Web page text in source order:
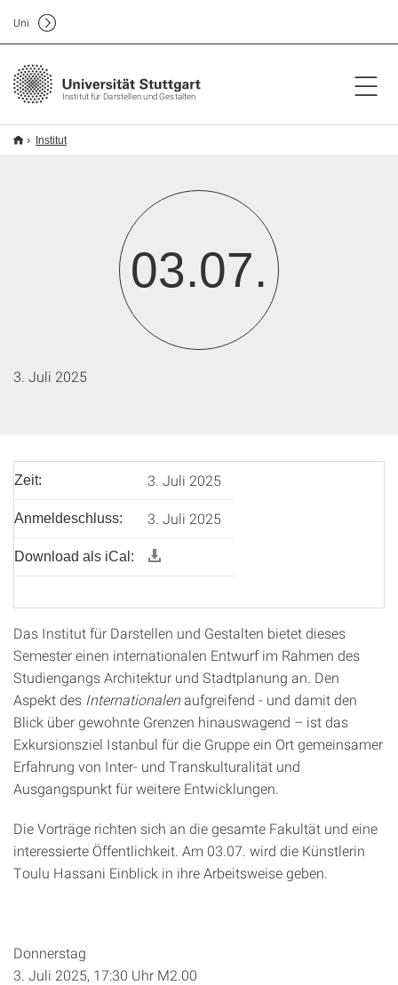
Institut für Darstellen und Gestalten
Uni
Institut
03.07.
3. Juli 2025
Zeit: 3. Juli 2025
Anmeldeschluss: 3. Juli 2025
Download als iCal:
Das Institut für Darstellen und Gestalten bietet dieses
Semester einen internationalen Entwurf im Rahmen des
Studiengangs Architektur und Stadtplanung an. Den
Aspekt des Internationalenaufgreifend - und damit den
Blick über gewohnte Grenzen hinauswagend – ist das
Exkursionsziel Istanbul für die Gruppe ein Ort gemeinsamer
Erfahrung von Inter- und Transkulturalität und
Ausgangspunkt für weitere Entwicklungen.
Die Vorträge richten sich an die gesamte Fakultät und eine
interessierte Öffentlichkeit. Am 03.07. wird die Künstlerin
Toulu Hassani Einblick in ihre Arbeitsweise geben.
Donnerstag
3. Juli 2025, 17:30 Uhr M2.00